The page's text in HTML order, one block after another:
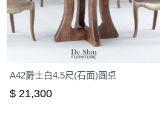
A42爵士白4.5尺(石面)圓桌
$ 21,300